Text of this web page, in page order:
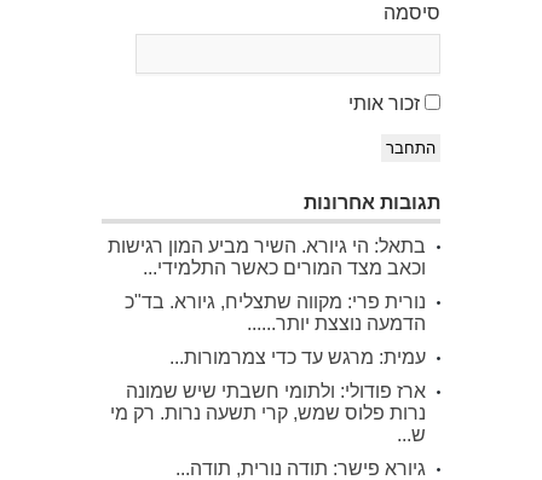
סיסמה
זכור אותי
התחבר
תגובות אחרונות
בתאל: הי גיורא. השיר מביע המון רגישות
וכאב מצד המורים כאשר התלמידי...
נורית פרי: מקווה שתצליח, גיורא. בד"כ
הדמעה נוצצת יותר......
עמית: מרגש עד כדי צמרמורות...
ארז פודולי: ולתומי חשבתי שיש שמונה
נרות פלוס שמש, קרי תשעה נרות. רק מי
ש...
גיורא פישר: תודה נורית, תודה...